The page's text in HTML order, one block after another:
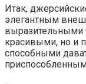
Итак,
элегантным
выразительными
красивыми, но и
способными